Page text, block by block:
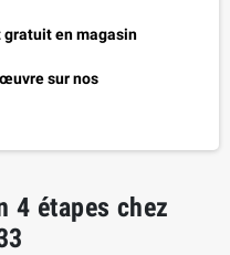
en magasin
sur nos
4 étapes chez